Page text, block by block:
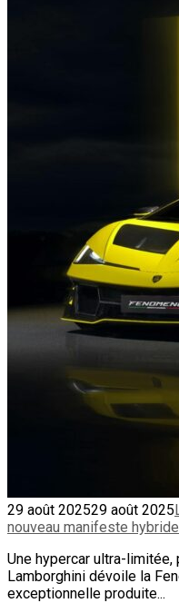
29 août 202529 août 2025
nouveau manifeste
Une hypercar ultra-
Lamborghini dévoile la
exceptionnelle produite...